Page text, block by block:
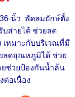
นิ้ว พัดลมยักษ์ตั้ง
ส่ายได้ ช่วยลด
หมาะกับบริเวณที่มี
ยลดอุณหภูมิได้ ช่วย
ช่วยป้องกันน้ำล้น
อเนื่อง